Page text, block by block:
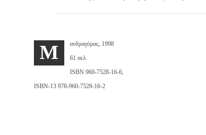
M
ανδραγόρας, 1998
61 σελ.
ISBN 960-7528-16-6,
ISBN-13 978-960-7528-16-2